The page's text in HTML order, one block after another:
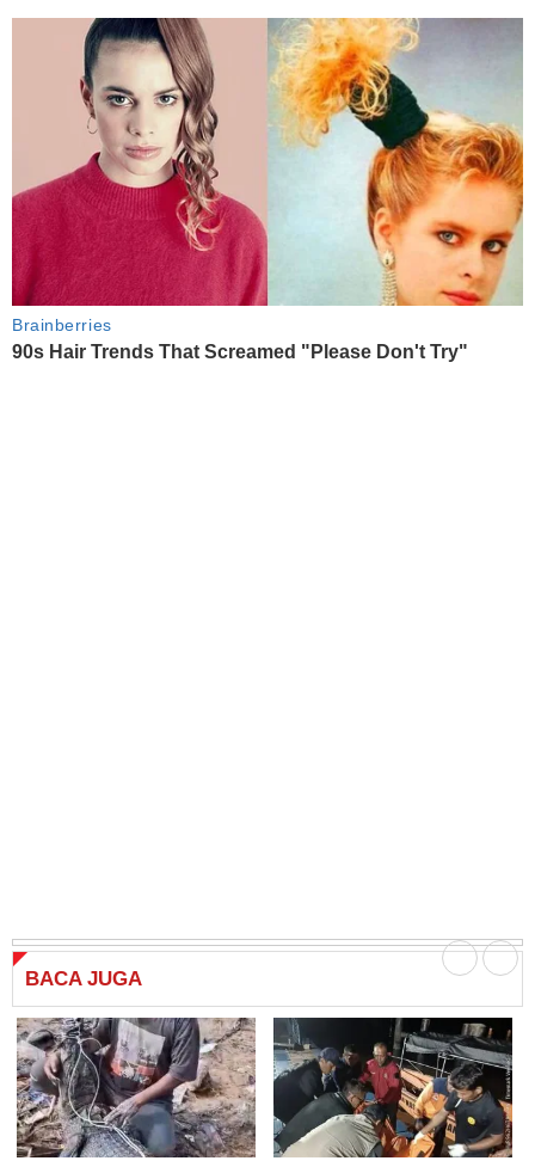
BACA JUGA